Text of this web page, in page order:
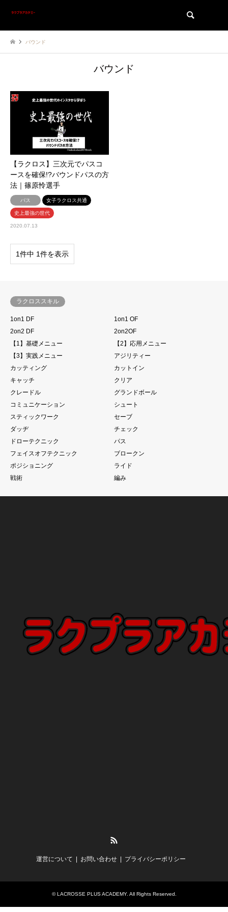
バウンド
バウンド
【ラクロス】三次元でパスコ
ースを確保!?バウンドパスの方
法｜篠原怜選手
パス 女子ラクロス共通
史上最強の世代
2020.07.13
1件中 1件を表示
ラクロススキル
1on1 DF
1on1 OF
2on2 DF
2on2OF
【1】基礎メニュー
【2】応用メニュー
【3】実践メニュー
アジリティー
カッティング
カットイン
キャッチ
クリア
クレードル
グランドボール
コミュニケーション
シュート
スティックワーク
セーブ
ダッヂ
チェック
ドローテクニック
パス
フェイスオフテクニック
ブロークン
ポジショニング
ライド
戦術
編み
運営について お問い合わせ プライバシーポリシー
©LACROSSE PLUS ACADEMY. All Rights Reserved.